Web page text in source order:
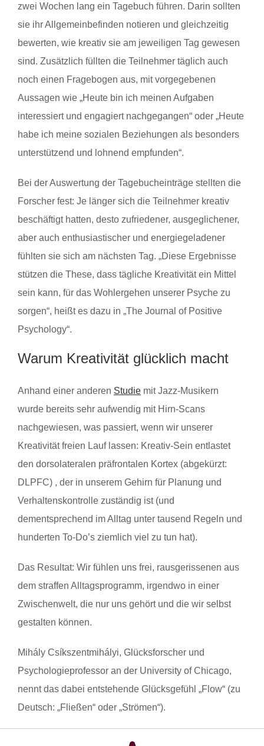
zwei Wochen lang ein Tagebuch führen. Darin sollten
sie ihr Allgemeinbefinden notieren und gleichzeitig
bewerten, wie kreativ sie am jeweiligen Tag gewesen
sind. Zusätzlich füllten die Teilnehmer täglich auch
noch einen Fragebogen aus, mit vorgegebenen
Aussagen wie „Heute bin ich meinen Aufgaben
interessiert und engagiert nachgegangen“ oder „Heute
habe ich meine sozialen Beziehungen als besonders
unterstützend und lohnend empfunden“.
Bei der Auswertung der Tagebucheinträge stellten die
Forscher fest: Je länger sich die Teilnehmer kreativ
beschäftigt hatten, desto zufriedener, ausgeglichener,
aber auch enthusiastischer und energiegeladener
fühlten sie sich am nächsten Tag. „Diese Ergebnisse
stützen die These, dass tägliche Kreativität ein Mittel
sein kann, für das Wohlergehen unserer Psyche zu
sorgen“, heißt es dazu in „The Journal of Positive
Psychology“.
Warum Kreativität glücklich macht
Anhand einer anderen Studie mit Jazz-Musikern
wurde bereits sehr aufwendig mit Hirn-Scans
nachgewiesen, was passiert, wenn wir unserer
Kreativität freien Lauf lassen: Kreativ-Sein entlastet
den dorsolateralen präfrontalen Kortex (abgekürzt:
DLPFC) , der in unserem Gehirn für Planung und
Verhaltenskontrolle zuständig ist (und
dementsprechend im Alltag unter tausend Regeln und
hunderten To-Do’s ziemlich viel zu tun hat).
Das Resultat: Wir fühlen uns frei, rausgerissenen aus
dem straffen Alltagsprogramm, irgendwo in einer
Zwischenwelt, die nur uns gehört und die wir selbst
gestalten können.
Mihály Csíkszentmihályi, Glücksforscher und
Psychologieprofessor an der University of Chicago,
nennt das dabei entstehende Glücksgefühl „Flow“ (zu
Deutsch: „Fließen“ oder „Strömen“).